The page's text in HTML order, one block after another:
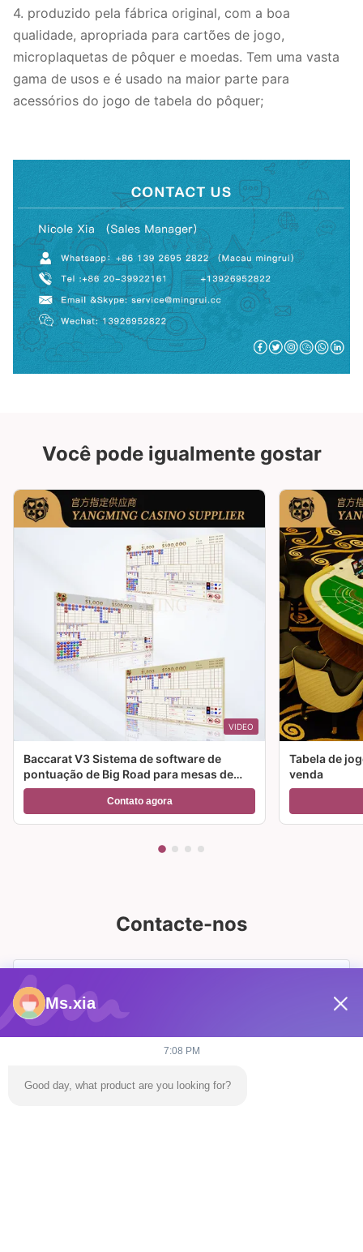
4. produzido pela fábrica original, com a boa
qualidade, apropriada para cartões de jogo,
microplaquetas de pôquer e moedas. Tem uma vasta
gama de usos e é usado na maior parte para
acessórios do jogo de tabela do pôquer;
Você pode igualmente gostar
VIDEO
Baccarat V3 Sistema de software de
pontuação de Big Road para mesas de
jogos de cassino
Contato agora
Tabela de
venda
Contacte-nos
Ms.xia
7:08 PM
Good day, what product are you looking for?